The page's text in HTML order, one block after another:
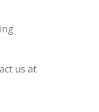
us at